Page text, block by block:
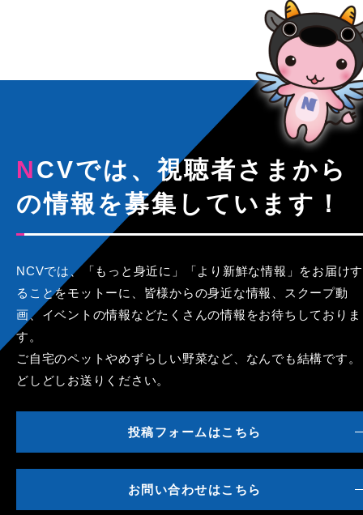
NCVでは、視聴者さまから
の情報を募集しています！
NCVでは、「もっと身近に」「より新鮮な情報」をお届けす
ることをモットーに、皆様からの身近な情報、スクープ動
画、イベントの情報などたくさんの情報をお待ちしておりま
す。
ご自宅のペットやめずらしい野菜など、なんでも結構です。
どしどしお送りください。
投稿フォームはこちら
お問い合わせはこちら